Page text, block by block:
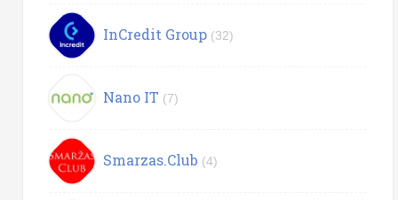
InCredit Group (32)
Nano IT (7)
Smarzas.Club (4)